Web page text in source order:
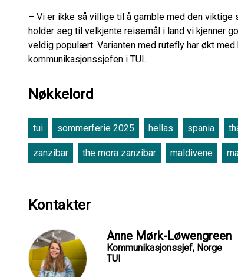
– Vi er ikke så villige til å gamble med den
holder seg til velkjente reisemål i land vi kjenner
veldig populært. Varianten med rutefly har økt
kommunikasjonssjefen i TUI.
Nøkkelord
tui sommerferie 2025 hellas spania
zanzibar the mora zanzibar maldivene
Kontakter
Anne Mørk-Løwengreen
Kommunikasjonssjef, Norge
TUI